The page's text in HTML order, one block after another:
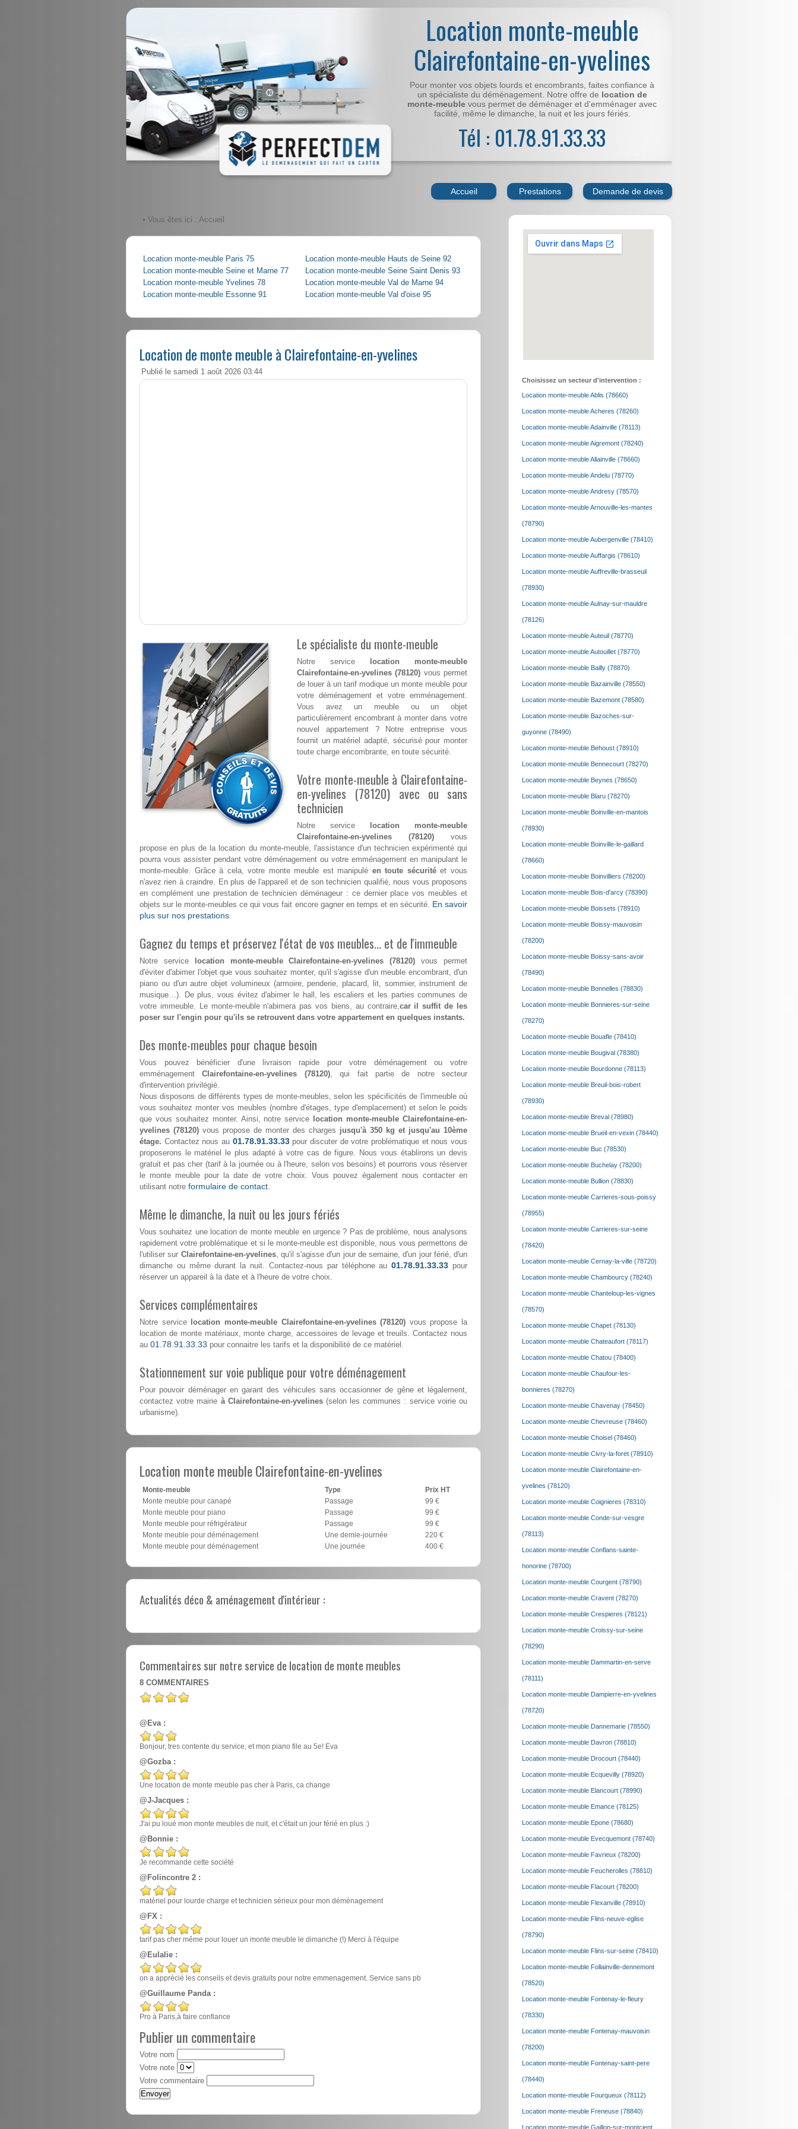
Location monte-meuble
Clairefontaine-en-yvelines
Pour monter vos objets lourds et encombrants, faites confiance à
un spécialiste du déménagement. Notre offre de location de
monte-meuble vous permet de déménager et d'emménager avec
facilité, même le dimanche, la nuit et les jours fériés.
Tél : 01.78.91.33.33
Accueil Prestations Demande de devis
• Vous êtes ici : Accueil
Location monte-meuble Paris 75
Location monte-meuble Seine et Marne 77
Location monte-meuble Yvelines 78
Location monte-meuble Essonne 91
Location monte-meuble Hauts de Seine 92
Location monte-meuble Seine Saint Denis 93
Location monte-meuble Val de Marne 94
Location monte-meuble Val d'oise 95
Location de monte meuble à Clairefontaine-en-yvelines
Publié le samedi 1 août 2026 03:44
Le spécialiste du monte-meuble
Notre service
location monte-meuble
Clairefontaine-en-yvelines (78120) vous permet
de louer à un tarif modique un monte meuble pour
votre déménagement et votre emménagement.
Vous avez un meuble ou un objet
particulièrement encombrant à monter dans votre
nouvel appartement ? Notre entreprise vous
fournit un matériel adapté, sécurisé pour monter
toute charge encombrante, en toute sécurité.
Votre monte-meuble à Clairefontaine-
en-yvelines (78120) avec ou sans
technicien
Notre service
location monte-meuble
Clairefontaine-en-yvelines (78120) vous
propose en plus de la location du monte-meuble, l'assistance d'un technicien expérimenté qui
pourra vous assister pendant votre déménagement ou votre emménagement en manipulant le
monte-meuble. Grâce à cela, votre monte meuble est manipulé en toute sécuritéet vous
n'avez rien à craindre. En plus de l'appareil et de son technicien qualifié, nous vous proposons
en complément une prestation de technicien déménageur : ce dernier place vos meubles et
objets sur le monte-meubles ce qui vous fait encore gagner en temps et en sécurité. En savoir
plus sur nos prestations.
Gagnez du temps et préservez l'état de vos meubles... et de l'immeuble
Notre service location monte-meuble Clairefontaine-en-yvelines (78120) vous permet
d'éviter d'abimer l'objet que vous souhaitez monter, qu'il s'agisse d'un meuble encombrant, d'un
piano ou d'un autre objet volumineux (armoire, penderie, placard, lit, sommier, instrument de
musique…). De plus, vous évitez d'abimer le hall, les escaliers et les parties communes de
votre immeuble. Le monte-meuble n'abimera pas vos biens, au contraire,car il suffit de les
poser sur l'engin pour qu'ils se retrouvent dans votre appartement en quelques instants.
Des monte-meubles pour chaque besoin
Vous pouvez bénéficier d'une livraison rapide pour votre déménagement ou votre
emménagementClairefontaine-en-yvelines (78120), qui fait partie de notre secteur
d'intervention privilégié.
Nous disposons de différents types de monte-meubles, selon les spécificités de l'immeuble où
vous souhaitez monter vos meubles (nombre d'étages, type d'emplacement) et selon le poids
que vous souhaitez monter. Ainsi, notre service
location monte-meuble Clairefontaine-en-
yvelines (78120) vous propose de monter des charges jusqu'à 350 kg et jusqu'au 10ème
étage. Contactez nous au 01.78.91.33.33pour discuter de votre problématique et nous vous
proposerons le matériel le plus adapté à votre cas de figure. Nous vous établirons un devis
gratuit et pas cher (tarif à la journée ou à l'heure, selon vos besoins) et pourrons vous réserver
le monte meuble pour la date de votre choix. Vous pouvez également nous contacter en
utilisant notre formulaire de contact.
Même le dimanche, la nuit ou les jours fériés
Vous souhaitez une location de monte meuble en urgence ? Pas de problème, nous analysons
rapidement votre problématique et si le monte-meuble est disponible, nous vous permettons de
l'utiliser sur Clairefontaine-en-yvelines, qu'il s'agisse d'un jour de semaine, d'un jour férié, d'un
dimanche ou même durant la nuit. Contactez-nous par téléphone au01.78.91.33.33 pour
réserver un appareil à la date et à l'heure de votre choix.
Services complémentaires
Notre service location monte-meuble Clairefontaine-en-yvelines (78120) vous propose la
location de monte matériaux, monte charge, accessoires de levage et treuils. Contactez nous
au 01.78.91.33.33 pour connaitre les tarifs et la disponibilité de ce matériel.
Stationnement sur voie publique pour votre déménagement
Pour pouvoir déménager en garant des véhicules sans occasionner de gêne et légalement,
contactez votre mairie à Clairefontaine-en-yvelines(selon les communes : service voirie ou
urbanisme).
Location monte meuble Clairefontaine-en-yvelines
Monte-meuble Type
Prix HT
Monte meuble pour canapé
Passage
99 €
Monte meuble pour piano
Passage
99 €
Monte meuble pour réfrigérateur
Passage
99 €
Monte meuble pour déménagement
Une demie-journée
220 €
Monte meuble pour déménagement
Une journée 400 €
Actualités déco & aménagement d'intérieur :
Commentaires sur notre service de location de monte meubles
8 COMMENTAIRES
@Eva :
Bonjour, tres contente du service, et mon piano file au 5e! Eva
@Gozba :
Une location de monte meuble pas cher à Paris, ca change
@J-Jacques :
J'ai pu loué mon monte meubles de nuit, et c'était un jour férié en plus :)
@Bonnie :
Je recommande cette société
@Folincontre 2 :
matériel pour lourde charge et technicien sérieux pour mon déménagement
@FX :
tarif pas cher même pour louer un monte meuble le dimanche (!) Merci à l'équipe
@Eulalie :
on a apprécié les conseils et devis gratuits pour notre emmenagement. Service sans pb
@Guillaume Panda :
Pro à Paris,à faire confiance
Publier un commentaire
Votre nom
Votre note
Votre commentaire
Choisissez un secteur d'intervention :
Location monte-meuble Ablis (78660)
Location monte-meuble Acheres (78260)
Location monte-meuble Adainville (78113)
Location monte-meuble Aigremont (78240)
Location monte-meuble Allainville (78660)
Location monte-meuble Andelu (78770)
Location monte-meuble Andresy (78570)
Location monte-meuble Arnouville-les-mantes
(78790)
Location monte-meuble Aubergenville (78410)
Location monte-meuble Auffargis (78610)
Location monte-meuble Auffreville-brasseuil
(78930)
Location monte-meuble Aulnay-sur-mauldre
(78126)
Location monte-meuble Auteuil (78770)
Location monte-meuble Autouillet (78770)
Location monte-meuble Bailly (78870)
Location monte-meuble Bazainville (78550)
Location monte-meuble Bazemont (78580)
Location monte-meuble Bazoches-sur-
guyonne (78490)
Location monte-meuble Behoust (78910)
Location monte-meuble Bennecourt (78270)
Location monte-meuble Beynes (78650)
Location monte-meuble Blaru (78270)
Location monte-meuble Boinville-en-mantois
(78930)
Location monte-meuble Boinville-le-gaillard
(78660)
Location monte-meuble Boinvilliers (78200)
Location monte-meuble Bois-d'arcy (78390)
Location monte-meuble Boissets (78910)
Location monte-meuble Boissy-mauvoisin
(78200)
Location monte-meuble Boissy-sans-avoir
(78490)
Location monte-meuble Bonnelles (78830)
Location monte-meuble Bonnieres-sur-seine
(78270)
Location monte-meuble Bouafle (78410)
Location monte-meuble Bougival (78380)
Location monte-meuble Bourdonne (78113)
Location monte-meuble Breuil-bois-robert
(78930)
Location monte-meuble Breval (78980)
Location monte-meuble Brueil-en-vexin (78440)
Location monte-meuble Buc (78530)
Location monte-meuble Buchelay (78200)
Location monte-meuble Bullion (78830)
Location monte-meuble Carrieres-sous-poissy
(78955)
Location monte-meuble Carrieres-sur-seine
(78420)
Location monte-meuble Cernay-la-ville (78720)
Location monte-meuble Chambourcy (78240)
Location monte-meuble Chanteloup-les-vignes
(78570)
Location monte-meuble Chapet (78130)
Location monte-meuble Chateaufort (78117)
Location monte-meuble Chatou (78400)
Location monte-meuble Chaufour-les-
bonnieres (78270)
Location monte-meuble Chavenay (78450)
Location monte-meuble Chevreuse (78460)
Location monte-meuble Choisel (78460)
Location monte-meuble Civry-la-foret (78910)
Location monte-meuble Clairefontaine-en-
yvelines (78120)
Location monte-meuble Coignieres (78310)
Location monte-meuble Conde-sur-vesgre
(78113)
Location monte-meuble Conflans-sainte-
honorine (78700)
Location monte-meuble Courgent (78790)
Location monte-meuble Cravent (78270)
Location monte-meuble Crespieres (78121)
Location monte-meuble Croissy-sur-seine
(78290)
Location monte-meuble Dammartin-en-serve
(78111)
Location monte-meuble Dampierre-en-yvelines
(78720)
Location monte-meuble Dannemarie (78550)
Location monte-meuble Davron (78810)
Location monte-meuble Drocourt (78440)
Location monte-meuble Ecquevilly (78920)
Location monte-meuble Elancourt (78990)
Location monte-meuble Emance (78125)
Location monte-meuble Epone (78680)
Location monte-meuble Evecquemont (78740)
Location monte-meuble Favrieux (78200)
Location monte-meuble Feucherolles (78810)
Location monte-meuble Flacourt (78200)
Location monte-meuble Flexanville (78910)
Location monte-meuble Flins-neuve-eglise
(78790)
Location monte-meuble Flins-sur-seine (78410)
Location monte-meuble Follainville-dennemont
(78520)
Location monte-meuble Fontenay-le-fleury
(78330)
Location monte-meuble Fontenay-mauvoisin
(78200)
Location monte-meuble Fontenay-saint-pere
(78440)
Location monte-meuble Fourqueux (78112)
Location monte-meuble Freneuse (78840)
Location monte-meuble Gaillon-sur-montcient